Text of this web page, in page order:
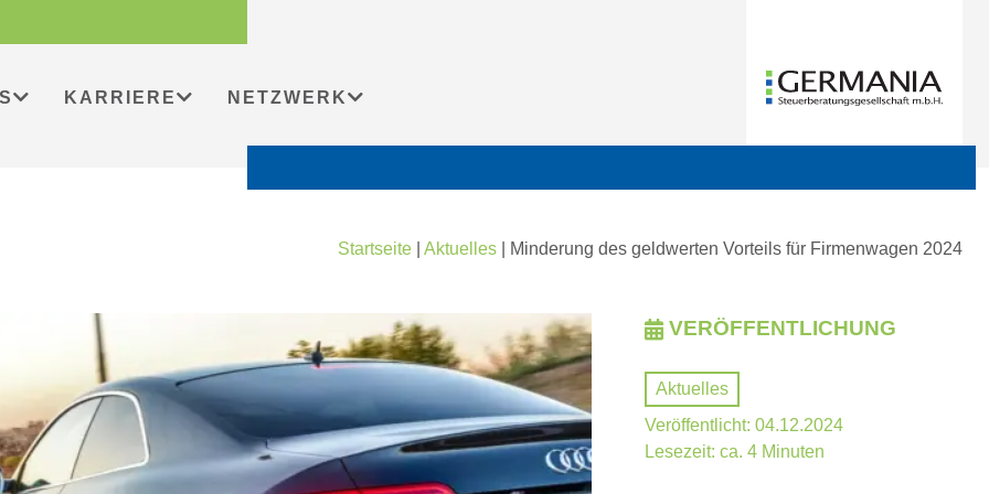
KARRIERE NETZWERK
Startseite Aktuelles Minderung des geldwerten Vorteils für Firmenwagen 2024
VERÖFFENTLICHUNG
Aktuelles
Veröffentlicht: 04.12.2024
Lesezeit: ca. 4 Minuten